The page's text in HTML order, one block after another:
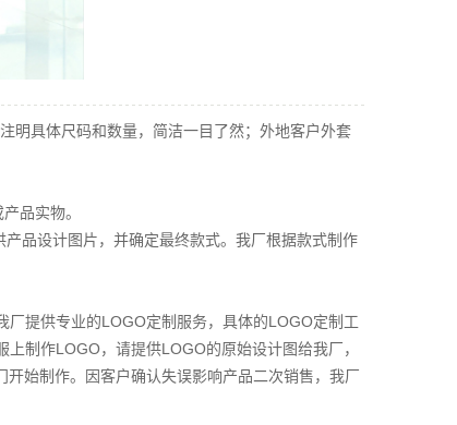
明具体尺码和数量，简洁一目了然；外地客户外套
品实物。
品设计图片，并确定最终款式。我厂根据款式制作
厂提供专业的LOGO定制服务，具体的LOGO定制工
上制作LOGO，请提供LOGO的原始设计图给我厂，
开始制作。因客户确认失误影响产品二次销售，我厂